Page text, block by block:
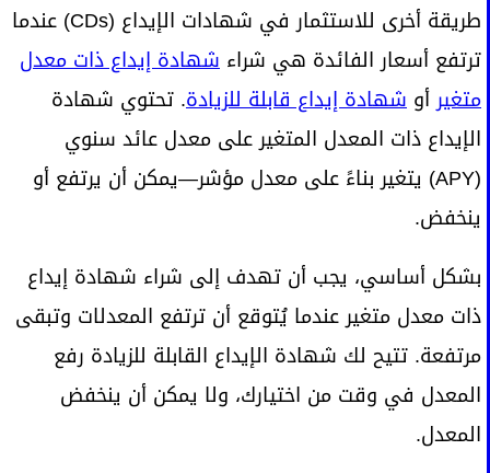
طريقة أخرى للاستثمار في شهادات الإيداع (CDs) عندما
ترتفع أسعار الفائدة هي شراء شهادة إيداع ذات معدل
متغيرأو شهادة إيداع قابلة للزيادة. تحتوي شهادة
الإيداع ذات المعدل المتغير على معدل عائد سنوي
(APY) يتغير بناءً على معدل مؤشر—يمكن أن يرتفع أو
ينخفض.
بشكل أساسي، يجب أن تهدف إلى شراء شهادة إيداع
ذات معدل متغير عندما يُتوقع أن ترتفع المعدلات وتبقى
مرتفعة. تتيح لك شهادة الإيداع القابلة للزيادة رفع
المعدل في وقت من اختيارك، ولا يمكن أن ينخفض
المعدل.